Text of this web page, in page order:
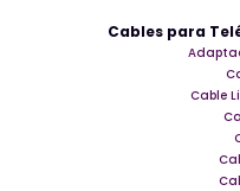
Cables para
Cable